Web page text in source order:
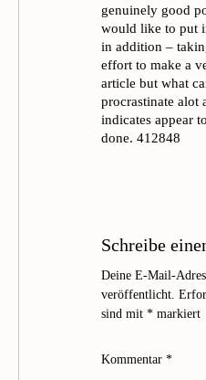
genuinely good
would like to put
in addition –
effort to make a
article but what
procrastinate alot
indicates appear
done. 412848
Schreibe
Deine E-Mail-
veröffentlicht.
sind mit * markiert
Kommentar *